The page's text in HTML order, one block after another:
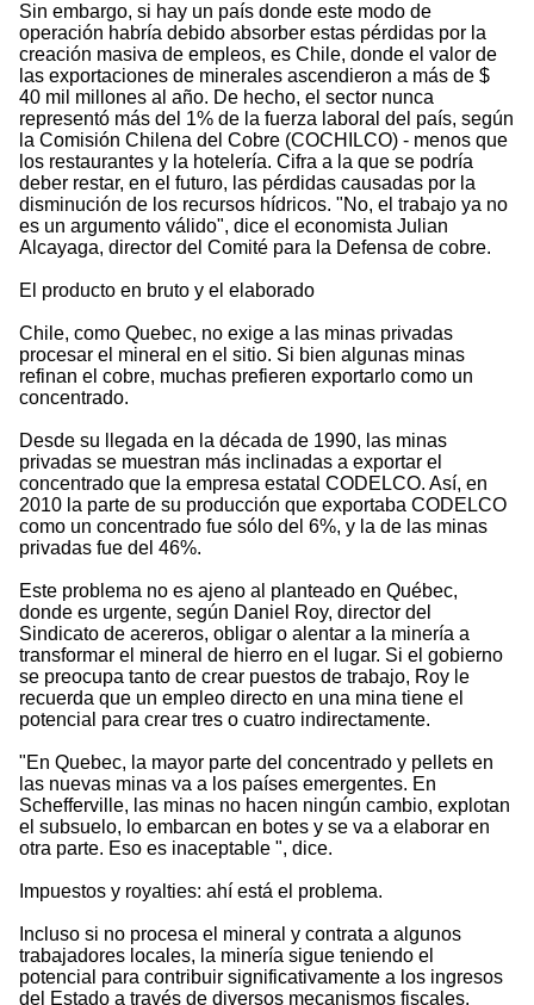
Sin embargo, si hay un país donde este modo de
operación habría debido absorber estas pérdidas por la
creación masiva de empleos, es Chile, donde el valor de
las exportaciones de minerales ascendieron a más de $
40 mil millones al año. De hecho, el sector nunca
representó más del 1% de la fuerza laboral del país, según
la Comisión Chilena del Cobre (COCHILCO) - menos que
los restaurantes y la hotelería. Cifra a la que se podría
deber restar, en el futuro, las pérdidas causadas por la
disminución de los recursos hídricos. "No, el trabajo ya no
es un argumento válido", dice el economista Julian
Alcayaga, director del Comité para la Defensa de cobre.
El producto en bruto y el elaborado
Chile, como Quebec, no exige a las minas privadas
procesar el mineral en el sitio. Si bien algunas minas
refinan el cobre, muchas prefieren exportarlo como un
concentrado.
Desde su llegada en la década de 1990, las minas
privadas se muestran más inclinadas a exportar el
concentrado que la empresa estatal CODELCO. Así, en
2010 la parte de su producción que exportaba CODELCO
como un concentrado fue sólo del 6%, y la de las minas
privadas fue del 46%.
Este problema no es ajeno al planteado en Québec,
donde es urgente, según Daniel Roy, director del
Sindicato de acereros, obligar o alentar a la minería a
transformar el mineral de hierro en el lugar. Si el gobierno
se preocupa tanto de crear puestos de trabajo, Roy le
recuerda que un empleo directo en una mina tiene el
potencial para crear tres o cuatro indirectamente.
"En Quebec, la mayor parte del concentrado y pellets en
las nuevas minas va a los países emergentes. En
Schefferville, las minas no hacen ningún cambio, explotan
el subsuelo, lo embarcan en botes y se va a elaborar en
otra parte. Eso es inaceptable ", dice.
Impuestos y royalties: ahí está el problema.
Incluso si no procesa el mineral y contrata a algunos
trabajadores locales, la minería sigue teniendo el
potencial para contribuir significativamente a los ingresos
del Estado a través de diversos mecanismos fiscales.